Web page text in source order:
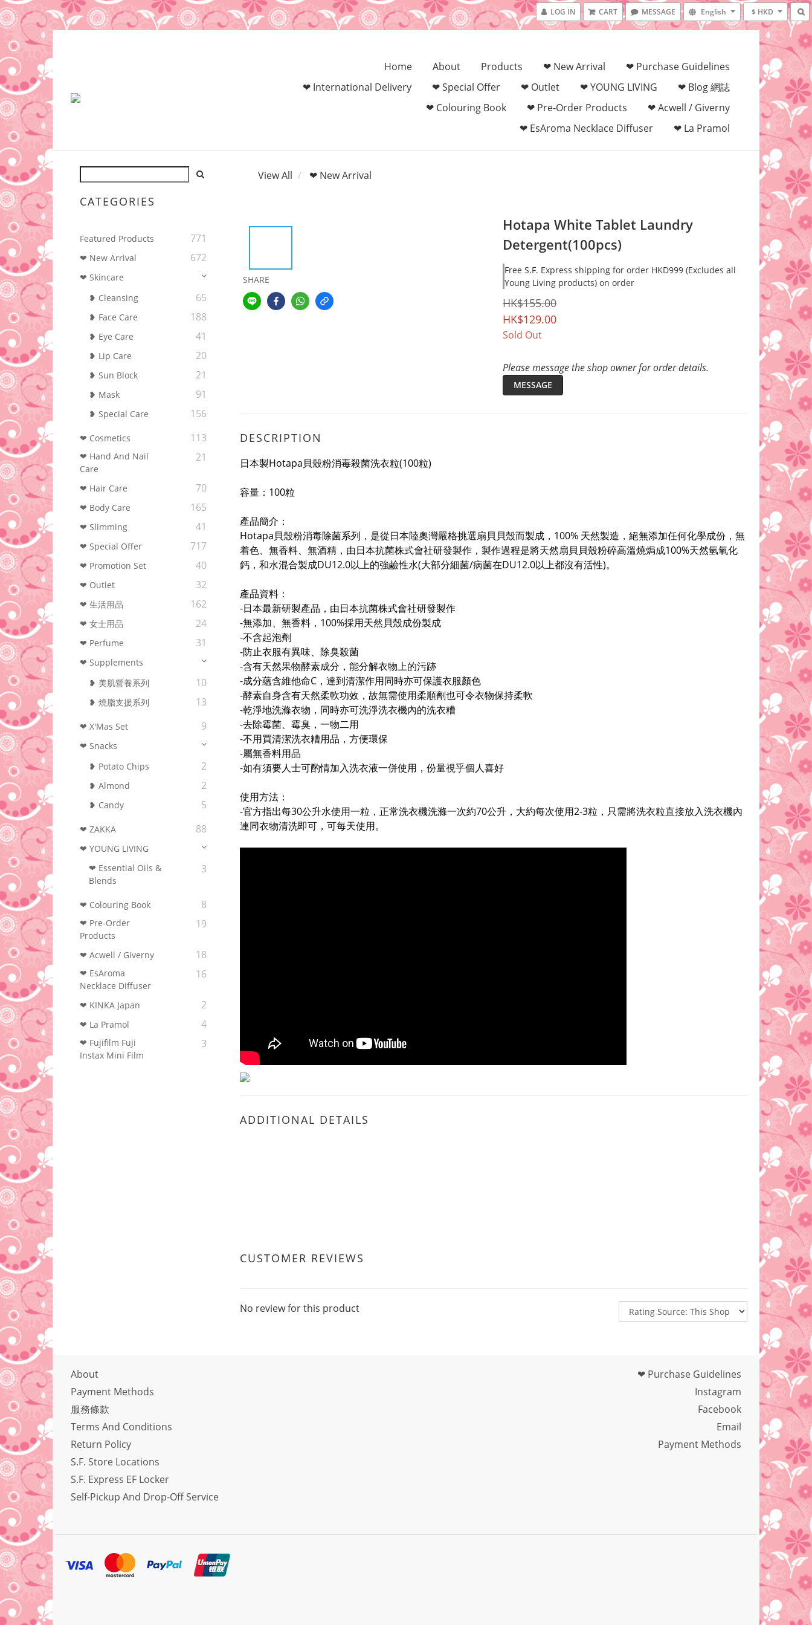
LOG IN CART MESSAGE English $ HKD
Home About Products ❤ New Arrival
❤ Purchase Guidelines
❤ International Delivery
❤ Special Offer ❤ Outlet ❤ YOUNG LIVING
❤ Blog 網誌
❤ Colouring Book‎
❤ Pre-Order Products
❤ Acwell / Giverny
❤ EsAroma Necklace Diffuser
❤ La Pramol
CATEGORIES
Featured Products 771
❤ New Arrival 672
❤ Skincare
❥ Cleansing
65
❥ Face Care 188
❥ Eye Care 41
❥ Lip Care 20
❥ Sun Block 21
❥ Mask 91
❥ Special Care 156
❤ Cosmetics 113
❤ Hand And Nail
Care
21
❤ Hair Care 70
❤ Body Care 165
❤ Slimming 41
❤ Special Offer 717
❤ Promotion Set 40
❤ Outlet 32
❤ 生活用品 162
❤ 女士用品 24
❤ Perfume 31
❤ Supplements
❥ 美肌營養系列
10
❥ 燒脂支援系列 13
❤ X'Mas Set 9
❤ Snacks
❥ Potato Chips
2
❥ Almond 2
❥ Candy 5
❤ ZAKKA 88
❤ YOUNG LIVING
❤ Essential Oils &
Blends
3
❤ Colouring Book‎ 8
❤ Pre-Order
Products
19
❤ Acwell / Giverny 18
❤ EsAroma
Necklace Diffuser
16
❤ KINKA Japan 2
❤ La Pramol 4
❤ Fujifilm Fuji
Instax Mini Film
3
View All ❤ New Arrival
SHARE
Hotapa White Tablet Laundry
Detergent(100pcs)
Free S.F. Express shipping for order HKD999 (Excludes all
Young Living products) on order
HK$155.00
HK$129.00
Sold Out
Please message the shop owner for order details.
MESSAGE
DESCRIPTION
日本製Hotapa貝殼粉消毒殺菌洗衣粒(100粒)
容量：100粒
產品簡介：
Hotapa貝殼粉消毒除菌系列，是從日本陸奧灣嚴格挑選扇貝貝殼而製成， 100% 天然製造， 絕無添加任何化學成份，無
着色、無香料、無酒精，由日本抗菌株式會社研發製作，製作過程是將天然扇貝貝殼粉碎高溫燒焗成100%天然氫氧化
鈣，和水混合製成DU12.0以上的強鹼性水(大部分細菌/病菌在DU12.0以上都沒有活性)。
產品資料：
-日本最新研製產品，由日本抗菌株式會社研發製作
-無添加、無香料，100%採用天然貝殼成份製成
-不含起泡劑
-防止衣服有異味、除臭殺菌
-含有天然果物酵素成分，能分解衣物上的污跡
-成分蘊含維他命C，達到清潔作用同時亦可保護衣服顏色
-酵素自身含有天然柔軟功效，故無需使用柔順劑也可令衣物保持柔軟
-乾淨地洗滌衣物，同時亦可洗淨洗衣機內的洗衣糟
-去除霉菌、霉臭，一物二用
-不用買清潔洗衣糟用品，方便環保
-屬無香料用品
-如有須要人士可酌情加入洗衣液一併使用，份量視乎個人喜好
使用方法：
-官方指出每30公升水使用一粒，正常洗衣機洗滌一次約70公升，大約每次使用2-3粒，只需將洗衣粒直接放入洗衣機內
連同衣物清洗即可，可每天使用。
ADDITIONAL DETAILS
CUSTOMER REVIEWS
No review for this product
About
Payment Methods
服務條款
Terms And Conditions
Return Policy
S.F. Store Locations
S.F. Express EF Locker
Self-Pickup And Drop-Off Service
❤ Purchase Guidelines
Instagram
Facebook
Email
Payment Methods